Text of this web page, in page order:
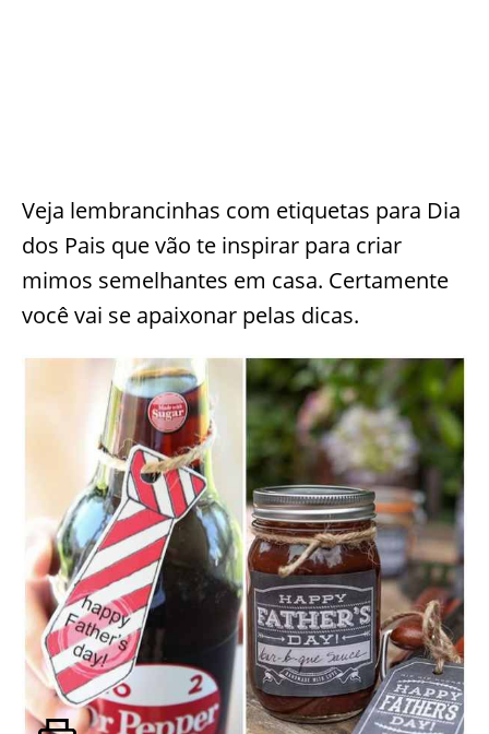
Veja lembrancinhas com etiquetas para Dia
dos Pais que vão te inspirar para criar
mimos semelhantes em casa. Certamente
você vai se apaixonar pelas dicas.